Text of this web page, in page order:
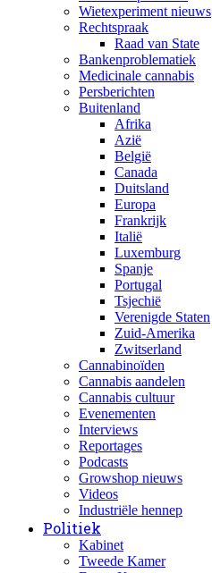
Wietexperiment nieuws
Rechtspraak
Raad van State
Bankenproblematiek
Medicinale cannabis
Persberichten
Buitenland
Afrika
Azië
België
Canada
Duitsland
Europa
Frankrijk
Italië
Luxemburg
Spanje
Portugal
Tsjechië
Verenigde Staten
Zuid-Amerika
Zwitserland
Cannabinoïden
Cannabis aandelen
Cannabis cultuur
Evenementen
Interviews
Reportages
Podcasts
Growshop nieuws
Videos
Industriële hennep
Politiek
Kabinet
Tweede Kamer